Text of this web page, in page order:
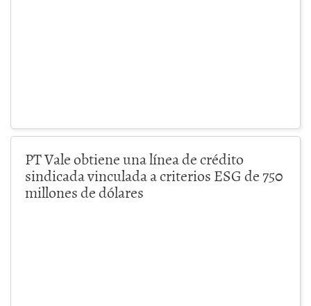
PT Vale obtiene una línea de crédito
sindicada vinculada a criterios ESG de 750
millones de dólares